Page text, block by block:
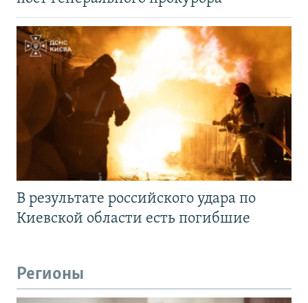
В результате российского удара по
Киевской области есть погибшие
Регионы